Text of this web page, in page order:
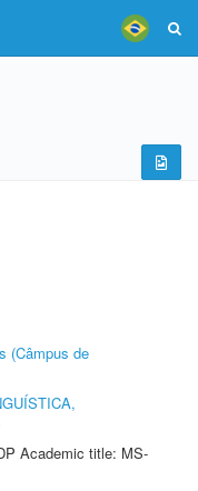
(Câmpus de
Academic title: MS-